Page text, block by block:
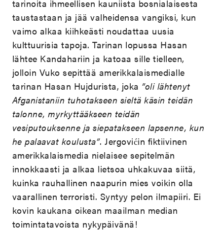
tarinoita ihmeellisen kauniista bosnialaisesta
taustastaan ja jää valheidensa vangiksi, kun
vaimo alkaa kiihkeästi noudattaa uusia
kulttuurisia tapoja. Tarinan lopussa Hasan
lähtee Kandahariin ja katoaa sille tielleen,
jolloin Vuko sepittää amerikkalaismedialle
tarinan Hasan Hujdurista, joka ”oli lähtenyt
Afganistaniin tuhotakseen sieltä käsin teidän
talonne, myrkyttääkseen teidän
vesiputouksenne ja siepatakseen lapsenne, kun
he palaavat koulusta”. Jergovićin fiktiivinen
amerikkalaismedia nielaisee sepitelmän
innokkaasti ja alkaa lietsoa uhkakuvaa siitä,
kuinka rauhallinen naapurin mies voikin olla
vaarallinen terroristi. Syntyy pelon ilmapiiri. Ei
kovin kaukana oikean maailman median
toimintatavoista nykypäivänä!